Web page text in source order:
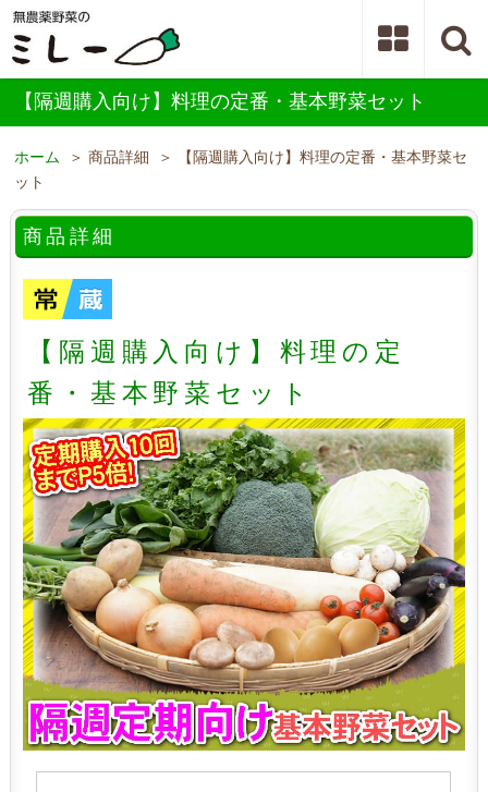
【隔週購入向け】料理の定番・基本野菜セット
ホーム ＞ 商品詳細 ＞ 【隔週購入向け】料理の定番・基本野菜セ
ット
商品詳細
【隔週購入向け】料理の定
番・基本野菜セット